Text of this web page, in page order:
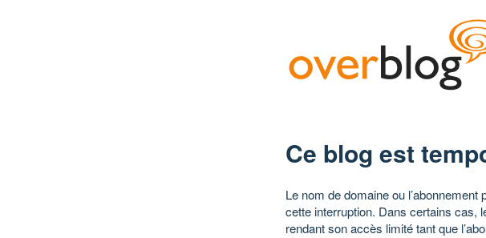
Ce blog est
Le nom de domaine ou
cette interruption. Dans certains cas,
rendant son accès limité tant que